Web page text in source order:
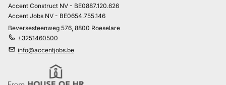
Accent Construct NV - BE0887.120.626
Accent Jobs NV - BE0654.755.146
Beversesteenweg 576, 8800 Roeselare
+3251460500
info@accentjobs.be